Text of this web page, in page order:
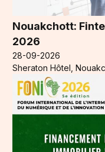
Nouakchott:
2026
28-09-2026
Sheraton Hôtel,